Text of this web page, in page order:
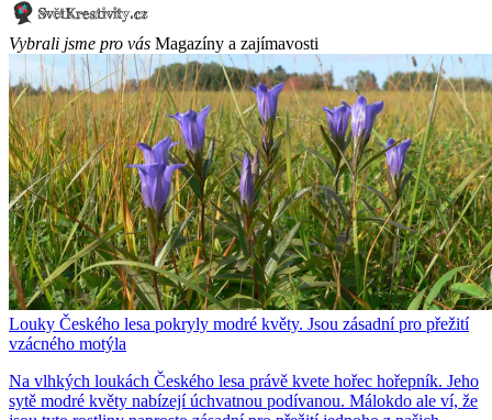
Vybrali jsme pro vás Magazíny a zajímavosti
Louky Českého lesa pokryly modré květy. Jsou zásadní pro přežití
vzácného motýla
Na vlhkých loukách Českého lesa právě kvete hořec hořepník. Jeho
sytě modré květy nabízejí úchvatnou podívanou. Málokdo ale ví, že